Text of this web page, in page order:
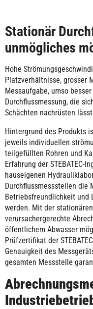
Stationär
unmögliches
Hohe
Platzverhältnisse, grosser
Messaufgabe, umso
Durchflussmessung, die
Schächten nachrüsten
Hintergrund des Produkts
jeweils individuellen
teilgefüllten Rohren und
Erfahrung der STEBATEC-
hauseigenen
Durchflussmessstellen die
Betriebsfreundlichkeit und
werden. Mit der
verursachergerechte
öffentlichem Abwasser
Prüfzertifikat der
Genauigkeit des
gesamten Messstelle